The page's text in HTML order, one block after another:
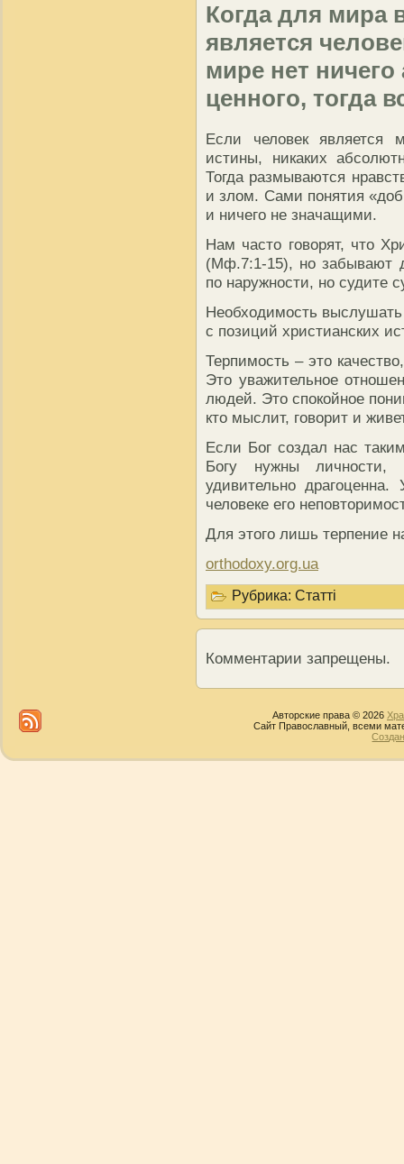
Когда для мира
является
мире нет
ценного, тогда
Если человек является
истины, никаких
Тогда размываются
и злом. Сами понятия
и ничего не значащими.
Нам часто говорят, что
(Мф.7:1-15), но забывают
по наружности, но судите
Необходимость
с позиций христианских
Терпимость – это
Это уважительное
людей. Это спокойное
кто мыслит, говорит и
Если Бог создал нас
Богу нужны личности,
удивительно
человеке его
Для этого лишь терпение
orthodoxy.org.ua
Рубрика: Статті
Комментарии запрещены.
Авторские права © 2026
Сайт Православный, всеми